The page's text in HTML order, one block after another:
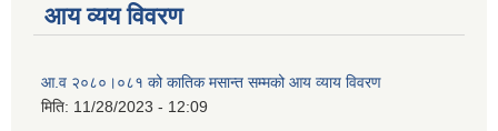
आय व्यय विवरण
आ.व २०८०।०८१ को कातिक मसान्त सम्मको आय व्याय विवरण
मिति: 11/28/2023 - 12:09